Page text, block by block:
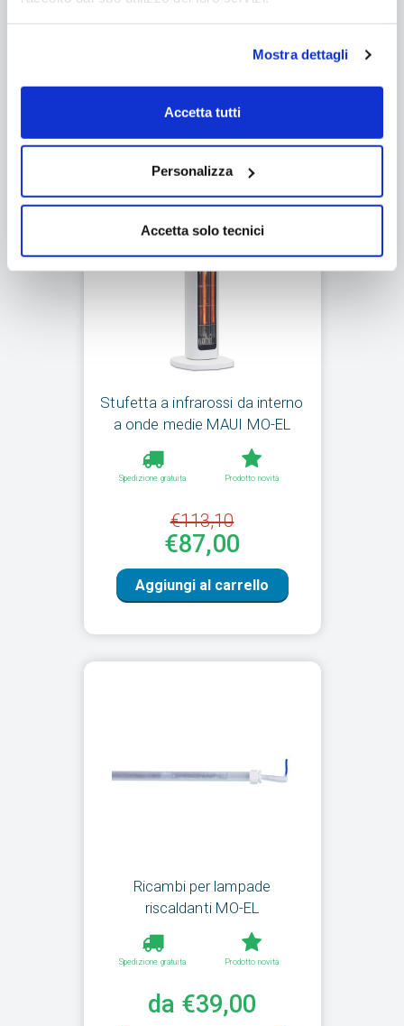
Mostra dettagli
Accetta tutti
Personalizza
Accetta solo tecnici
Stufetta a infrarossi da interno
a onde medie MAUI MO-EL
Spedizione gratuita Prodotto novità
€113,10
€87,00
Aggiungi al carrello
Ricambi per lampade
riscaldanti MO-EL
Spedizione gratuita Prodotto novità
da €39,00